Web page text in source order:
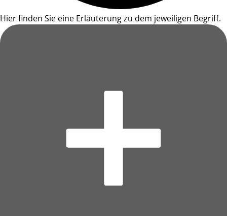
Hier finden Sie eine Erläuterung zu dem jeweiligen Begriff.